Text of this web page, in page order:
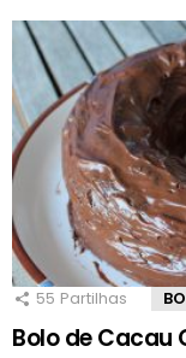
55 Partilhas
Bolo de Cacau